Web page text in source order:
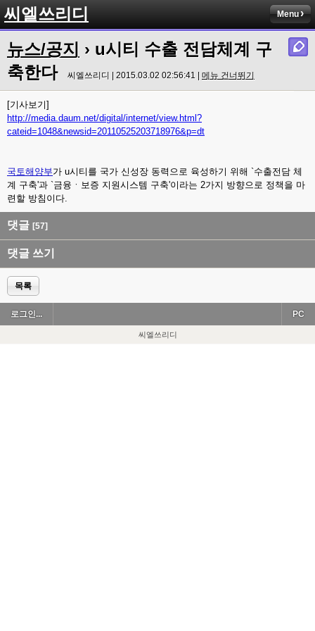
씨엘쓰리디 Menu
뉴스/공지 › u시티 수출 전담체계 구
축한다
씨엘쓰리디 | 2015.03.02 02:56:41 | 메뉴 건너뛰기
[기사보기]
http://media.daum.net/digital/internet/view.html?
cateid=1048&newsid=20110525203718976&p=dt
국토해양부가 u시티를 국가 신성장 동력으로 육성하기 위해 `수출전담 체
계 구축'과 `금융ㆍ보증 지원시스템 구축'이라는 2가지 방향으로 정책을 마
련할 방침이다.
댓글 [57]
댓글 쓰기
목록
로그인... PC
씨엘쓰리디